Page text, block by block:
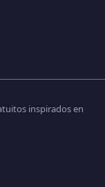
inspirados en